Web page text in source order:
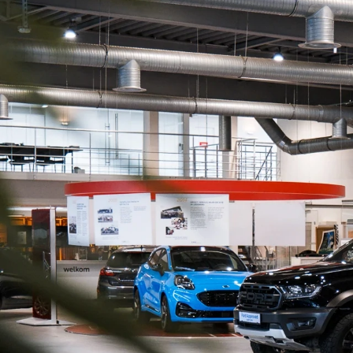
Merk
Ford
Toyota 7
Berekende prijs
Tot
43
Diesel